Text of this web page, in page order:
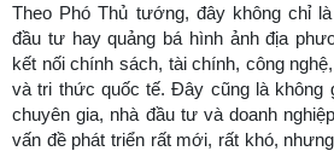
Theo Phó Thủ tướng, đây không chỉ
đầu tư hay quảng bá hình ảnh địa
kết nối chính sách, tài chính, công
và tri thức quốc tế. Đây cũng là không
chuyên gia, nhà đầu tư và doanh
vấn đề phát triển rất mới, rất khó,